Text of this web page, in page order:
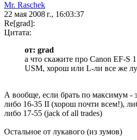
Mr. Raschek
22 мая 2008 г., 16:03:37
Re[grad]:
Цитата:
от: grad
а что скажите про Canon EF-S
USM, хорош или L-ли все же
А вообще, если брать по максимум -
либо 16-35 II (хорош почти всем!),
либо 17-55 (jack of all trades)
Остальное от лукавого (из зумов)